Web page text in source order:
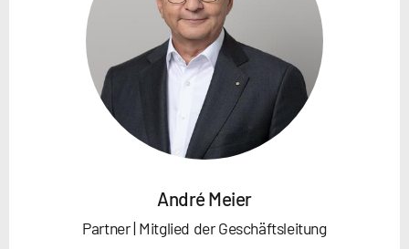
André Meier
Partner | Mitglied der Geschäftsleitung